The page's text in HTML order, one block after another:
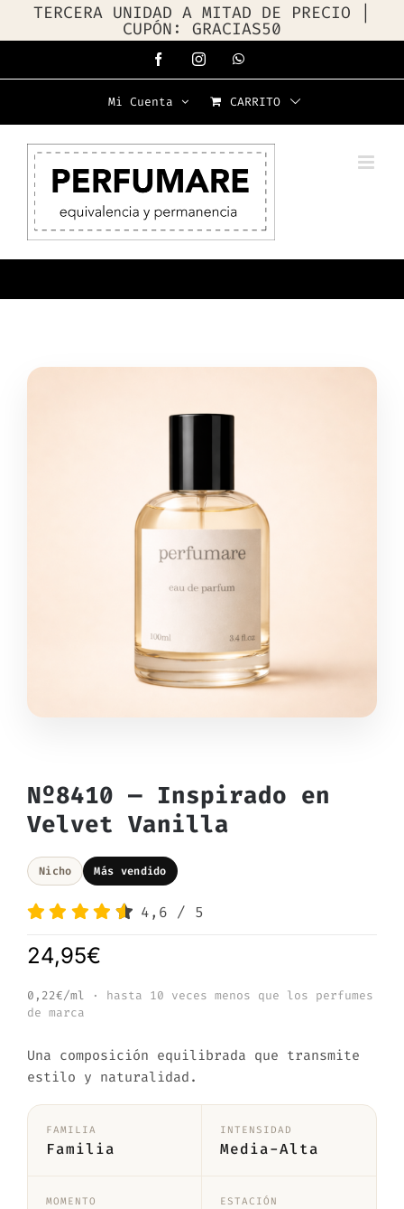
TERCERA UNIDAD A MITAD DE PRECIO |
CUPÓN: GRACIAS50
al
FacebookInstagramWhatsApp
Mi Cuenta CARRITO
Nº8410 — Inspirado en
Velvet Vanilla
Nicho Más vendido
4,6 / 5
24,95€
0,22€/ml
· hasta 10 veces menos que los perfumes
de marca
Una composición equilibrada que transmite
estilo y naturalidad.
FAMILIA
Familia
INTENSIDAD
Media-Alta
MOMENTO ESTACIÓN